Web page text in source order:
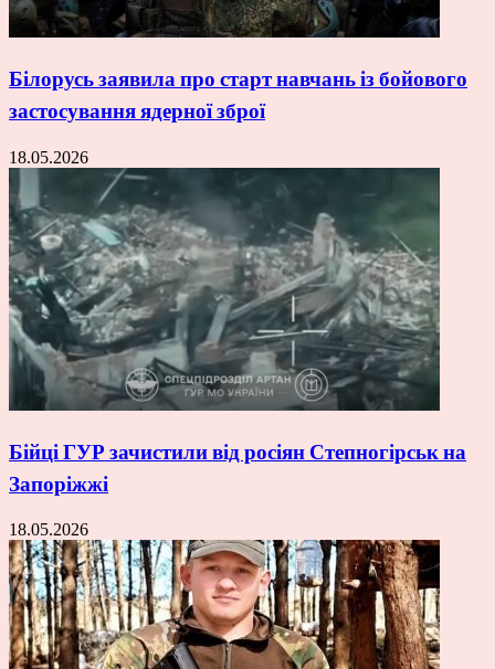
Білорусь заявила про старт навчань із бойового
застосування ядерної зброї
18.05.2026
Бійці ГУР зачистили від росіян Степногірськ на
Запоріжжі
18.05.2026